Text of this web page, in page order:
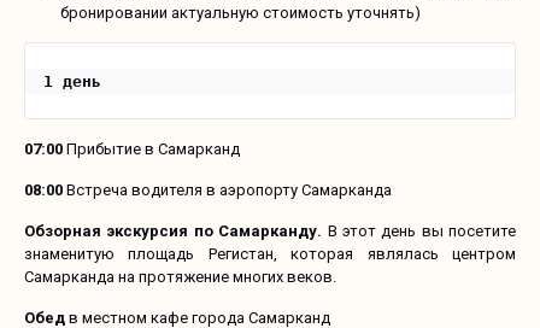
бронировании актуальную стоимость уточнять)
1 день
07:00 Прибытие в Самарканд
08:00 Встреча водителя в аэропорту Самарканда
Обзорная экскурсия по Самарканду. В этот день вы посетите
знаменитую площадь Регистан, которая являлась центром
Самарканда на протяжение многих веков.
Обед в местном кафе города Самарканд